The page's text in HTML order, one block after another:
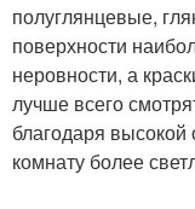
полуглянцевые,
поверхности
неровности, а
лучше всего
благодаря
комнату более